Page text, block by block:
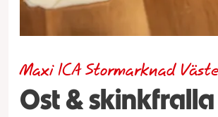
Ost & skinkfralla
Maxi ICA Stormarknad